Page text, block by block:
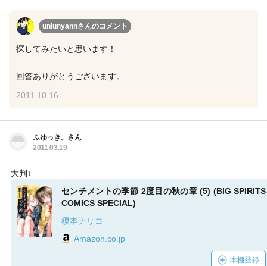
uniunyannさんのコメント
探してみたいと思います！
回答ありがとうございます。
2011.10.16
ふゆっき。さん
2011.03.19
大判↓
センチメントの季節 2度目の秋の章 (5) (BIG SPIRITS
COMICS SPECIAL)
榎本ナリコ
Amazon.co.jp
本棚登録